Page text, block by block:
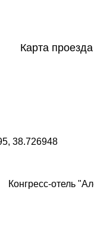
Карта
38.726948
Конгресс-отель